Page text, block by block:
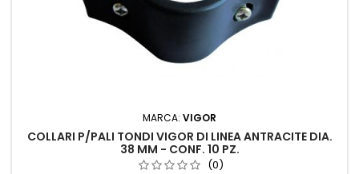
MARCA: VIGOR
COLLARI P/PALI TONDI VIGOR DI LINEA ANTRACITE DIA.
38 MM - CONF. 10 PZ.
(0)